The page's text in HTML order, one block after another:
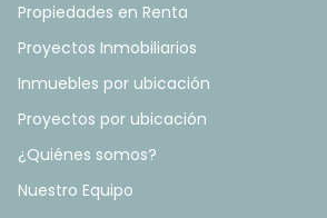
Propiedades en Renta
Proyectos Inmobiliarios
Inmuebles por ubicación
Proyectos por ubicación
¿Quiénes somos?
Nuestro Equipo